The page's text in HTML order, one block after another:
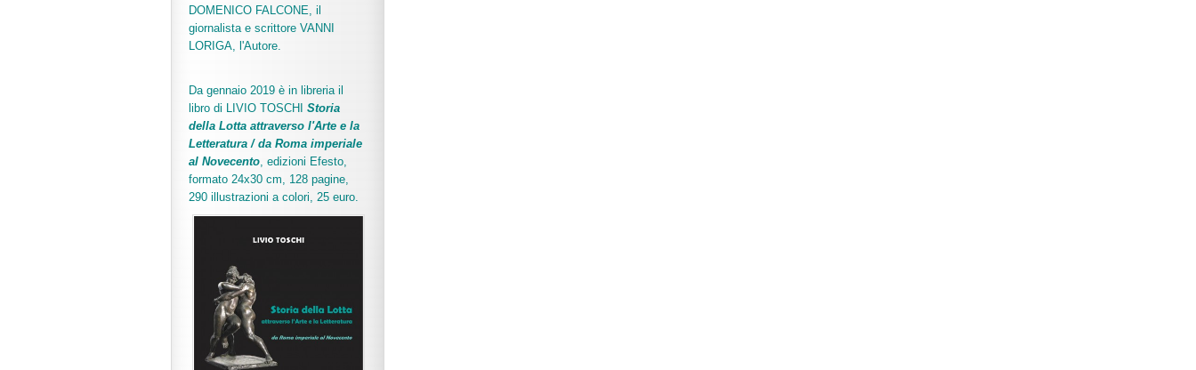
DOMENICO FALCONE, il
giornalista e scrittore VANNI
LORIGA, l'Autore.
Da gennaio 2019 è in libreria il
libro di LIVIO TOSCHI Storia
della Lotta attraverso l'Arte e la
Letteratura / da Roma imperiale
al Novecento, edizioni Efesto,
formato 24x30 cm, 128 pagine,
290 illustrazioni a colori, 25 euro.